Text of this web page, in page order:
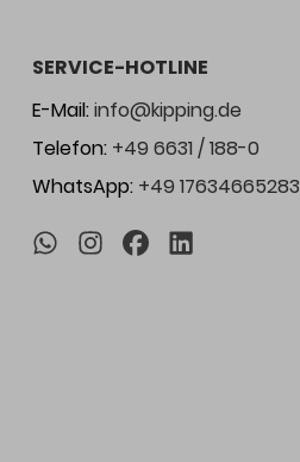
SERVICE-HOTLINE
E-Mail:info@kipping.de
Telefon: +49 6631 / 188-0
WhatsApp: +49 17634665283